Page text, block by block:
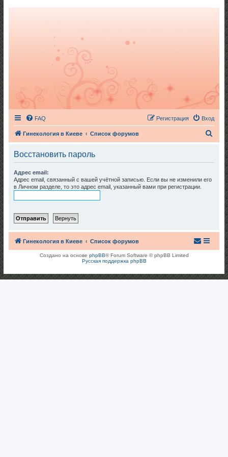
FAQ Вход
Регистрация
Гинекология в Киеве Список форумов
Восстановить пароль
Адрес email:
Адрес email, связанный с вашей учётной записью. Если вы не изменили его
в Личном разделе, то это адрес email, указанный вами при регистрации.
Гинекология в Киеве Список форумов
Создано на основе phpBB® Forum Software © phpBB Limited
Русская поддержка phpBB